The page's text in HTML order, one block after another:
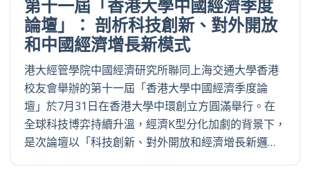
第十一屆「香港大學中國經濟季度
論壇」： 剖析科技創新、對外開放
和中國經濟增長新模式
港大經管學院中國經濟研究所聯同上海交通大學香港
校友會舉辦的第十一屆「香港大學中國經濟季度論
壇」於7月31日在香港大學中環創立方圓滿舉行。在
全球科技博弈持續升溫，經濟K型分化加劇的背景下，
是次論壇以「科技創新、對外開放和經濟增長新邏…